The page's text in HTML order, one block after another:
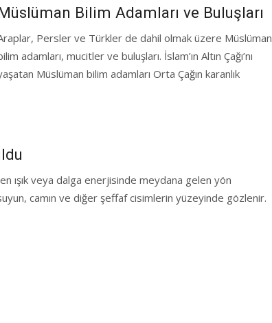
Bilim Adamları ve Buluşları
Persler ve Türkler de dahil olmak üzere Müslüman
adamları, mucitler ve buluşları. İslam’ın Altın Çağı’nı
Müslüman bilim adamları Orta Çağın karanlık
ışık veya dalga enerjisinde meydana gelen yön
camın ve diğer şeffaf cisimlerin yüzeyinde gözlenir.